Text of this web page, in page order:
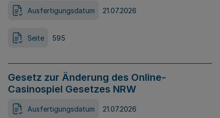
Ausfertigungsdatum 21.07.2026
Seite 595
Gesetz zur Änderung des Online-
Casinospiel Gesetzes NRW
Ausfertigungsdatum 21.07.2026